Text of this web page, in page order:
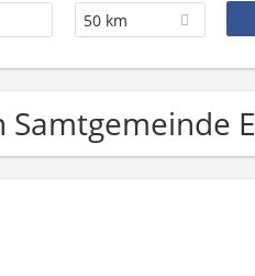
50 km
Samtgemeinde